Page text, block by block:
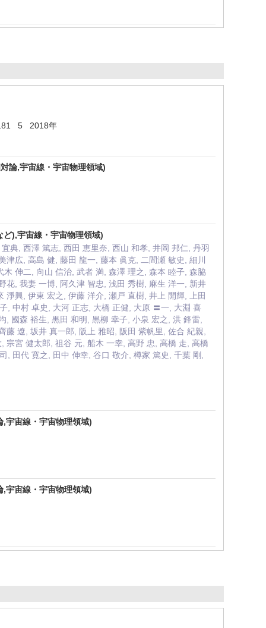
5 2018年
論,宇宙線・宇宙物理領域)
),宇宙線・宇宙物理領域)
典, 西澤 篤志, 西田 恵里奈, 西山 和孝, 井岡 邦仁, 丹羽
広, 高島 健, 藤田 龍一, 藤本 眞克, 二間瀬 敏史, 細川
伸二, 向山 信治, 武者 満, 森澤 理之, 森本 睦子, 森脇
花, 我妻 一博, 阿久津 智忠, 浅田 秀樹, 麻生 洋一, 新井
興, 伊東 宏之, 伊藤 洋介, 瀬戸 直樹, 井上 開輝, 上田
, 中村 卓史, 大河 正志, 大橋 正健, 大原 〓一, 大淵 喜
國森 裕生, 黒田 和明, 黒柳 幸子, 小泉 宏之, 洪 鋒雷,
遼, 坂井 真一郎, 阪上 雅昭, 阪田 紫帆里, 佐合 紀親,
宗宮 健太郎, 祖谷 元, 船木 一幸, 高野 忠, 高橋 走, 高橋
田代 寛之, 田中 伸幸, 谷口 敬介, 樽家 篤史, 千葉 剛,
宇宙線・宇宙物理領域)
宇宙線・宇宙物理領域)